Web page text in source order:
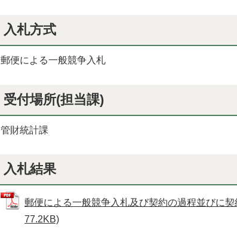
入札方式
郵便による一般競争入札
受付場所(担当課)
管財統計課
入札結果
郵便による一般競争入札及び契約の過程並びに
77.2KB)